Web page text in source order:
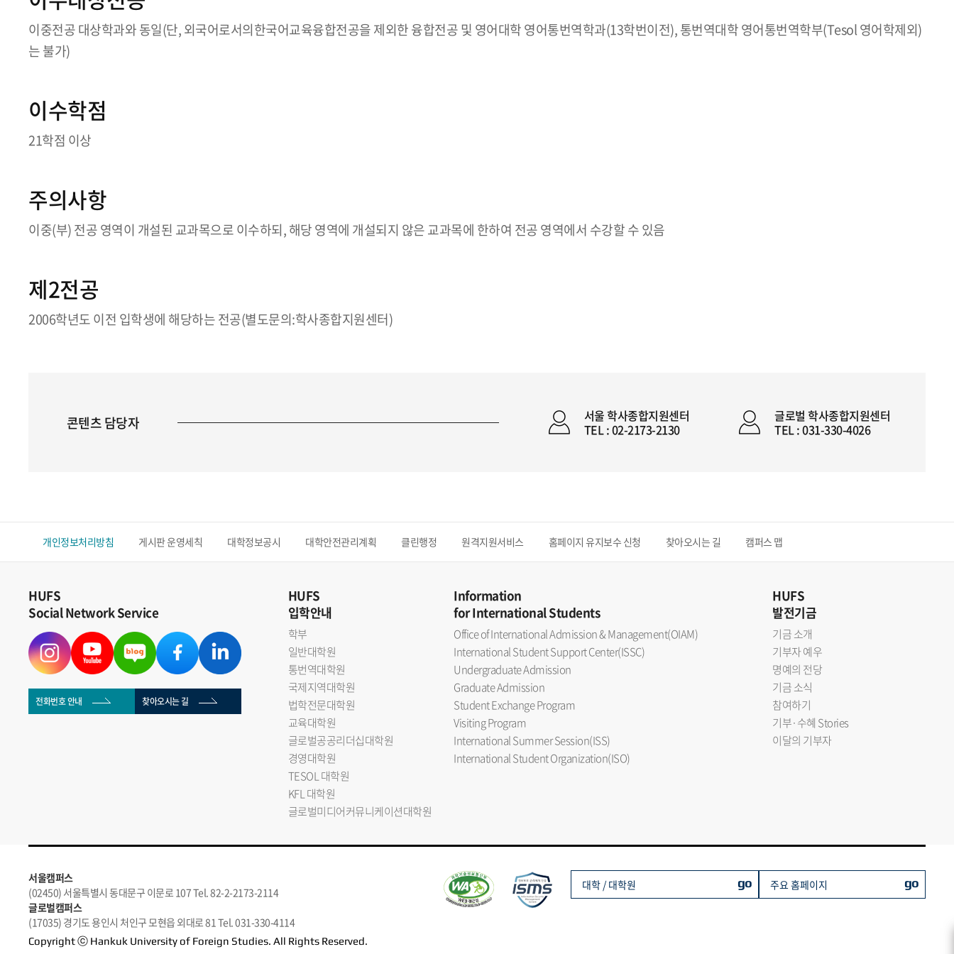
이중전공 대상학과와 동일(단, 외국어로서의한국어교육융합전공을 제외한 융합전공 및 영어대학 영어통번역학과(13학번이전), 통번역대학 영어통번역학부(Tesol 영어학제외)
는 불가)
이수학점
21학점 이상
주의사항
이중(부) 전공 영역이 개설된 교과목으로 이수하되, 해당 영역에 개설되지 않은 교과목에 한하여 전공 영역에서 수강할 수 있음
제2전공
2006학년도 이전 입학생에 해당하는 전공(별도문의:학사종합지원센터)
콘텐츠 담당자
서울 학사종합지원센터
TEL : 02-2173-2130
글로벌 학사종합지원센터
TEL : 031-330-4026
개인정보처리방침 게시판 운영세칙 대학정보공시 대학안전관리계획 클린행정 원격지원서비스 홈페이지 유지보수 신청 찾아오시는 길 캠퍼스 맵
HUFS
Social Network Service
전화번호 안내 찾아오시는 길
HUFS
입학안내
학부
일반대학원
통번역대학원
국제지역대학원
법학전문대학원
교육대학원
글로벌공공리더십대학원
경영대학원
TESOL 대학원
KFL 대학원
글로벌미디어커뮤니케이션대학원
Information
for International Students
Office of International Admission & Management(OIAM)
International Student Support Center(ISSC)
Undergraduate Admission
Graduate Admission
Student Exchange Program
Visiting Program
International Summer Session(ISS)
International Student Organization(ISO)
HUFS
발전기금
기금 소개
기부자 예우
명예의 전당
기금 소식
참여하기
기부·수혜 Stories
이달의 기부자
서울캠퍼스
(02450) 서울특별시 동대문구 이문로 107 Tel. 82-2-2173-2114
글로벌캠퍼스
(17035) 경기도 용인시 처인구 모현읍 외대로 81 Tel. 031-330-4114
Copyright ⓒ Hankuk University of Foreign Studies. All Rights Reserved.
대학 / 대학원 go 주요 홈페이지 go